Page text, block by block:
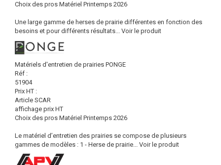
Choix des pros Matériel Printemps 2026
Une large gamme de herses de prairie différentes en fonction des
besoins et pour différents résultats... Voir le produit
Matériels d'entretien de prairies PONGE
Réf :
51904
Prix HT :
Article SCAR
affichage prix HT
Choix des pros Matériel Printemps 2026
Le matériel d’entretien des prairies se compose de plusieurs
gammes de modèles : 1 - Herse de prairie... Voir le produit